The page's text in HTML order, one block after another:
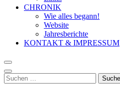
CHRONIK
Wie alles begann!
Website
Jahresberichte
KONTAKT & IMPRESSUM
Suchen